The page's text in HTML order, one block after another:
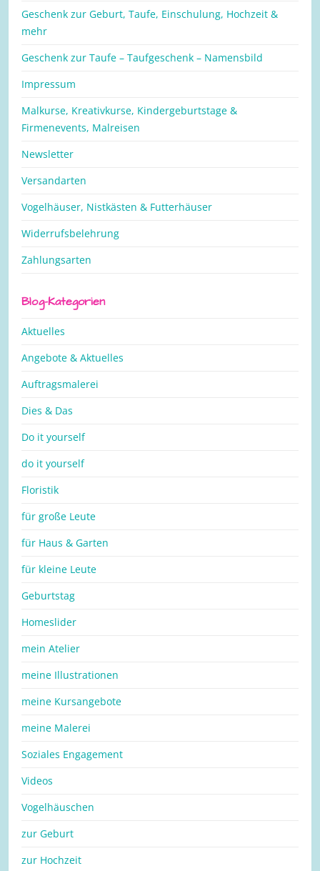
Geschenk zur Geburt, Taufe, Einschulung, Hochzeit &
mehr
Geschenk zur Taufe – Taufgeschenk – Namensbild
Impressum
Malkurse, Kreativkurse, Kindergeburtstage &
Firmenevents, Malreisen
Newsletter
Versandarten
Vogelhäuser, Nistkästen & Futterhäuser
Widerrufsbelehrung
Zahlungsarten
Blog-Kategorien
Aktuelles
Angebote & Aktuelles
Auftragsmalerei
Dies & Das
Do it yourself
do it yourself
Floristik
für große Leute
für Haus & Garten
für kleine Leute
Geburtstag
Homeslider
mein Atelier
meine Illustrationen
meine Kursangebote
meine Malerei
Soziales Engagement
Videos
Vogelhäuschen
zur Geburt
zur Hochzeit